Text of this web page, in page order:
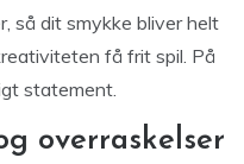
så dit smykke bliver helt
få frit spil. På
statement.
overraskelser